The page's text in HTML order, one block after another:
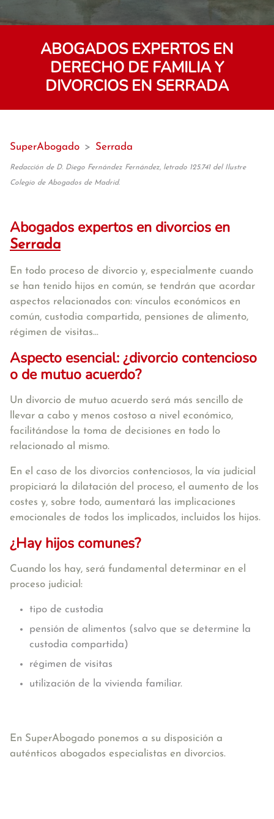
ABOGADOS EXPERTOS EN
DERECHO DE FAMILIA Y
DIVORCIOS EN SERRADA
SuperAbogado > Serrada
Redacción de D. Diego Fernández Fernández, letrado 125.741 del Ilustre
Colegio de Abogados de Madrid.
Abogados expertos en divorcios en
Serrada
En todo proceso de divorcio y, especialmente cuando
se han tenido hijos en común, se tendrán que acordar
aspectos relacionados con: vínculos económicos en
común, custodia compartida, pensiones de alimento,
régimen de visitas...
Aspecto esencial: ¿divorcio contencioso
o de mutuo acuerdo?
Un divorcio de mutuo acuerdo será más sencillo de
llevar a cabo y menos costoso a nivel económico,
facilitándose la toma de decisiones en todo lo
relacionado al mismo.
En el caso de los divorcios contenciosos, la vía judicial
propiciará la dilatación del proceso, el aumento de los
costes y, sobre todo, aumentará las implicaciones
emocionales de todos los implicados, incluidos los hijos.
¿Hay hijos comunes?
Cuando los hay, será fundamental determinar en el
proceso judicial:
tipo de custodia
pensión de alimentos (salvo que se determine la
custodia compartida)
régimen de visitas
utilización de la vivienda familiar.
En SuperAbogado ponemos a su disposición a
auténticos abogados especialistas en divorcios.